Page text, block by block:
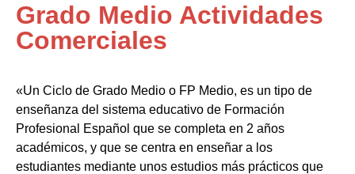
Grado Medio Actividades
Comerciales
«Un Ciclo de Grado Medio o FP Medio, es un tipo de
enseñanza del sistema educativo de Formación
Profesional Español que se completa en 2 años
académicos, y que se centra en enseñar a los
estudiantes mediante unos estudios más prácticos que